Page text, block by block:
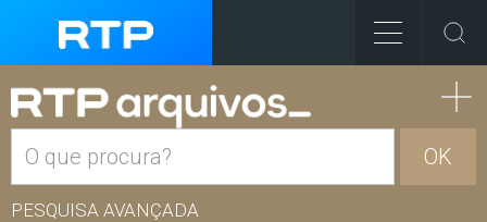
OK
PESQUISA AVANÇADA